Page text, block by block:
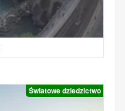
Światowe dziedzictwo